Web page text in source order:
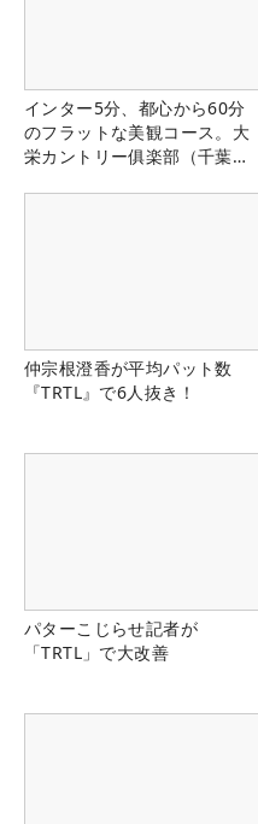
インター5分、都心から60分
のフラットな美観コース。大
栄カントリー俱楽部（千葉
仲宗根澄香が平均パット数
『TRTL』で6人抜き！
パターこじらせ記者が
「TRTL」で大改善